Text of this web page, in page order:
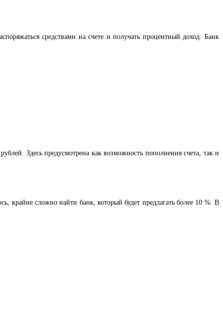
средствами на счете и получать процентный доход. Банк
Здесь предусмотрена как возможность пополнения счета, так и
крайне сложно найти банк, который будет предлагать более 10 %. В